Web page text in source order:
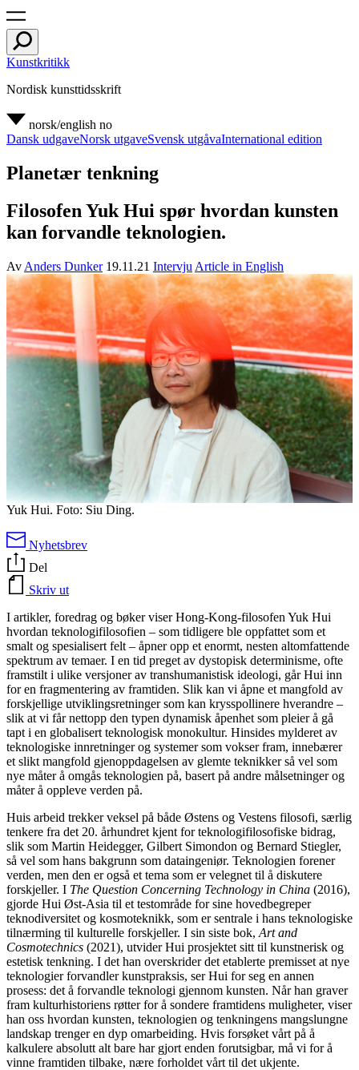
Kunstkritikk
Nordisk kunsttidsskrift
norsk/english no
Dansk udgaveNorsk utgaveSvensk utgåvaInternational edition
Planetær tenkning
Filosofen Yuk Hui spør hvordan kunsten
kan forvandle teknologien.
Av Anders Dunker 19.11.21 Intervju Article in English
Yuk Hui. Foto: Siu Ding.
Nyhetsbrev
Del
Skriv ut
I artikler, foredrag og bøker viser Hong-Kong-filosofen Yuk Hui
hvordan teknologifilosofien – som tidligere ble oppfattet som et
smalt og spesialisert felt – åpner opp et enormt, nesten altomfattende
spektrum av temaer. I en tid preget av dystopisk determinisme, ofte
framstilt i ulike versjoner av transhumanistisk ideologi, går Hui inn
for en fragmentering av framtiden. Slik kan vi åpne et mangfold av
forskjellige utviklingsretninger som kan krysspollinere hverandre –
slik at vi får nettopp den typen dynamisk åpenhet som pleier å gå
tapt i en globalisert teknologisk monokultur. Hinsides mylderet av
teknologiske innretninger og systemer som vokser fram, innebærer
et slikt mangfold gjenoppdagelsen av glemte teknikker så vel som
nye måter å omgås teknologien på, basert på andre målsetninger og
måter å oppleve verden på.
Huis arbeid trekker veksel på både Østens og Vestens filosofi, særlig
tenkere fra det 20. århundret kjent for teknologifilosofiske bidrag,
slik som Martin Heidegger, Gilbert Simondon og Bernard Stiegler,
så vel som hans bakgrunn som dataingeniør. Teknologien forener
verden, men den er også et tema som er velegnet til å diskutere
forskjeller. I The Question Concerning Technology in China (2016),
gjorde Hui Øst-Asia til et testområde for sine hovedbegreper
teknodiversitet og kosmoteknikk, som er sentrale i hans teknologiske
tilnærming til kulturelle forskjeller. I sin siste bok, Art and
Cosmotechnics (2021), utvider Hui prosjektet sitt til kunstnerisk og
estetisk tenkning. I det han overskrider det etablerte premisset at nye
teknologier forvandler kunstpraksis, ser Hui for seg en annen
prosess: det å forvandle teknologi gjennom kunsten. Når han graver
fram kulturhistoriens røtter for å sondere framtidens muligheter, viser
han oss hvordan kunsten, teknologien og tenkningens mangslungne
landskap trenger en dyp omarbeiding. Hvis forsøket vårt på å
kalkulere absolutt alt bare har gjort enden forutsigbar, må vi for å
vinne framtiden tilbake, nære forholdet vårt til det ukjente.